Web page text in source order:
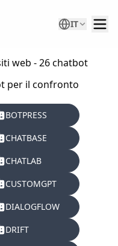
IT
web - 26 chatbot
per il confronto
BOTPRESS
CHATBASE
CHATLAB
CUSTOMGPT
DIALOGFLOW
DRIFT